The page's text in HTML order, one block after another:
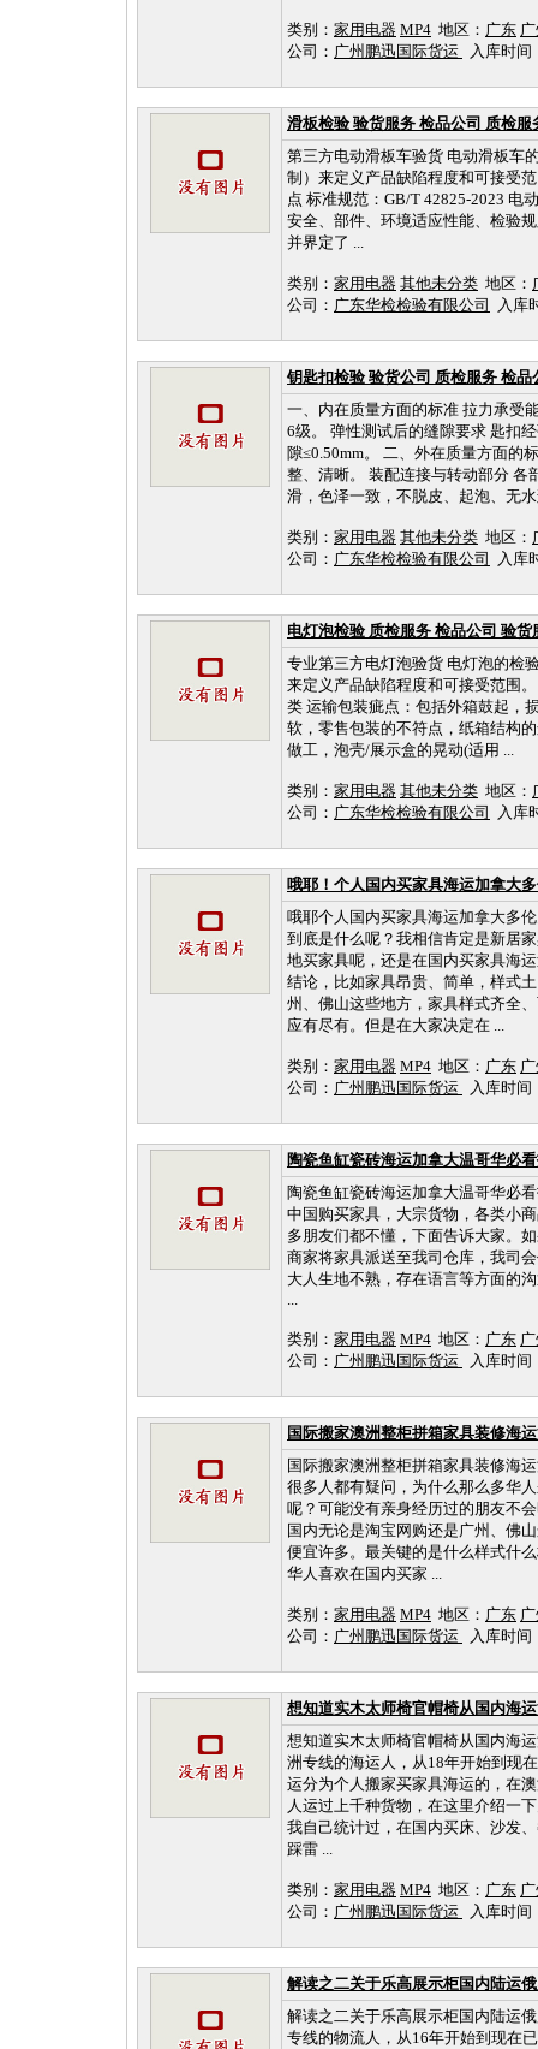
类别： 家用电器 MP4 地区： 广东
公司： 广州鹏迅国际货运 入库时间
滑板检验 验货服务 检品公司 质检服
第三方电动滑板车验货 电动滑板车
制）来定义产品缺陷程度和可接受
点 标准规范：GB/T 42825-2023 电
安全、部件、环境适应性能、检验
并界定了 ...
类别： 家用电器 其他未分类 地区：
公司： 广东华检检验有限公司 入库
钥匙扣检验 验货公司 质检服务 检品
一、内在质量方面的标准 拉力承受
6级。 弹性测试后的缝隙要求 匙扣
隙≤0.50mm。 二、外在质量方面的
整、清晰。 装配连接与转动部分 各
滑，色泽一致，不脱皮、起泡、无
类别： 家用电器 其他未分类 地区：
公司： 广东华检检验有限公司 入库
电灯泡检验 质检服务 检品公司 验货
专业第三方电灯泡验货 电灯泡的检
来定义产品缺陷程度和可接受范围
类 运输包装疵点：包括外箱鼓起，
软，零售包装的不符点，纸箱结构
做工，泡壳/展示盒的晃动(适用 ...
类别： 家用电器 其他未分类 地区：
公司： 广东华检检验有限公司 入库
哦耶！个人国内买家具海运加拿大
哦耶个人国内买家具海运加拿大多
到底是什么呢？我相信肯定是新居
地买家具呢，还是在国内买家具海
结论，比如家具昂贵、简单，样式
州、佛山这些地方，家具样式齐全
应有尽有。但是在大家决定在 ...
类别： 家用电器 MP4 地区： 广东
公司： 广州鹏迅国际货运 入库时间
陶瓷鱼缸瓷砖海运加拿大温哥华必
陶瓷鱼缸瓷砖海运加拿大温哥华必
中国购买家具，大宗货物，各类小
多朋友们都不懂，下面告诉大家。
商家将家具派送至我司仓库，我司
大人生地不熟，存在语言等方面的
...
类别： 家用电器 MP4 地区： 广东
公司： 广州鹏迅国际货运 入库时间
国际搬家澳洲整柜拼箱家具装修海
国际搬家澳洲整柜拼箱家具装修海
很多人都有疑问，为什么那么多华
呢？可能没有亲身经历过的朋友不
国内无论是淘宝网购还是广州、佛
便宜许多。最关键的是什么样式什
华人喜欢在国内买家 ...
类别： 家用电器 MP4 地区： 广东
公司： 广州鹏迅国际货运 入库时间
想知道实木太师椅官帽椅从国内海
想知道实木太师椅官帽椅从国内海
洲专线的海运人，从18年开始到现
运分为个人搬家买家具海运的，在
人运过上千种货物，在这里介绍一
我自己统计过，在国内买床、沙发
踩雷 ...
类别： 家用电器 MP4 地区： 广东
公司： 广州鹏迅国际货运 入库时间
解读之二关于乐高展示柜国内陆运
解读之二关于乐高展示柜国内陆运
专线的物流人，从16年开始到现在